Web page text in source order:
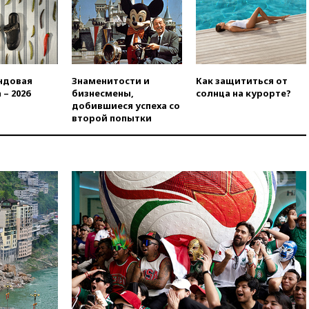
в Госдуму
вчера, 19:25Путин
прокомментировал первый
номер «Единой России» в
бюллетене
вчера, 19:15 Путин обсудил с
Памфиловой подготовку к
единому дню голосования
вчера, 18:56Wildberries
вчера, 18:45Крупнейший
склад маркетплейса Rozetka
сгорел под Киевом
вчера, 18:35 Джаред Лето
лишился роли в фильме
Барри Левинсона на фоне
обвинений в насилии
вчера, 18:28Выборы ректора
ГИТИСа перенесены на «после
2026
Знаменитости и
бизнесмены,
добившиеся успеха со
второй попытки
Как защититься от
солнца на курорте?